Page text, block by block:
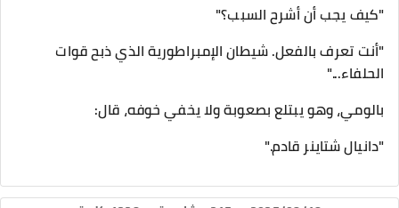
"كيف يجب أن أشرح السبب؟"
"أنت تعرف بالفعل. شيطان الإمبراطورية الذي ذبح قوات
الحلفاء..."
بالومي، وهو يبتلع بصعوبة ولا يخفي خوفه، قال:
"دانيال شتاينر قادم."